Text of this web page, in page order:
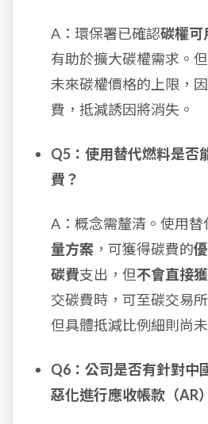
A：環保署已確認碳權可
有助於擴大碳權需求。
未來碳權價格的上限，
費，抵減誘因將消失。
Q5：使用替代燃料是否
費？
A：概念需釐清。使用替
量方案 ，可獲得碳費的
碳費支出，但不會直接
交碳費時，可至碳交易
但具體抵減比例細則尚
Q6：公司是否有針對中
惡化進行應收帳款（AR